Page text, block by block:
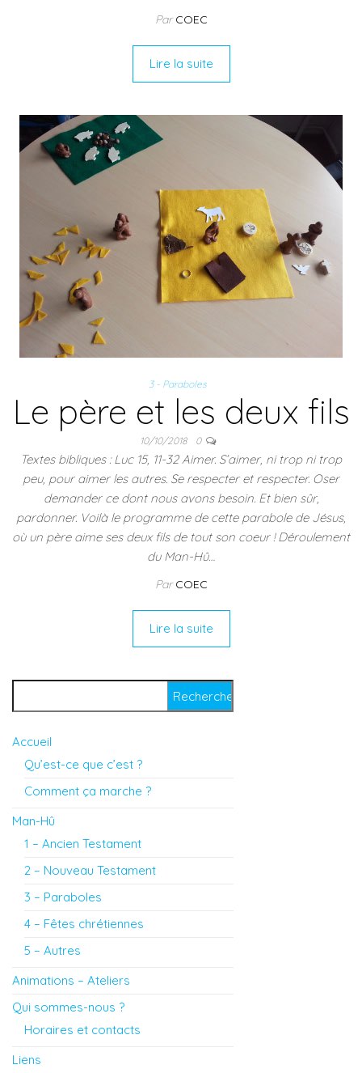
ParCOEC
Lire la suite
3 - Paraboles
Le père et les deux fils
10/10/2018 0
Textes bibliques : Luc 15, 11-32 Aimer. S’aimer, ni trop ni trop
peu, pour aimer les autres. Se respecter et respecter. Oser
demander ce dont nous avons besoin. Et bien sûr,
pardonner. Voilà le programme de cette parabole de Jésus,
où un père aime ses deux fils de tout son coeur ! Déroulement
du Man-Hû…
ParCOEC
Lire la suite
Accueil
Qu’est-ce que c’est ?
Comment ça marche ?
Man-Hû
1 – Ancien Testament
2 – Nouveau Testament
3 – Paraboles
4 – Fêtes chrétiennes
5 – Autres
Animations – Ateliers
Qui sommes-nous ?
Horaires et contacts
Liens